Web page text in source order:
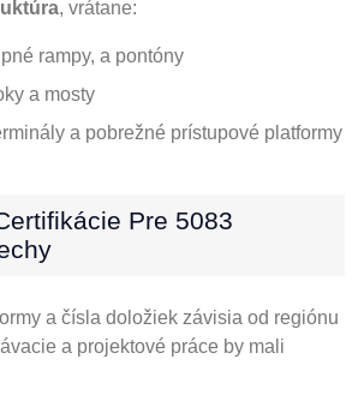
, vrátane:
rampy, a pontóny
a mosty
a pobrežné prístupové platformy
Pre 5083
a čísla doložiek závisia od regiónu
a projektové práce by mali